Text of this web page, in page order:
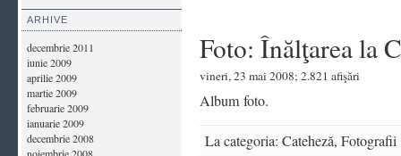
ARHIVE
decembrie 2011
iunie 2009
aprilie 2009
martie 2009
februarie 2009
ianuarie 2009
decembrie 2008
Foto: Înălţarea la
vineri, 23 mai 2008; 2.821 afişări
Album foto.
La categoria: Cateheză, Fotografii